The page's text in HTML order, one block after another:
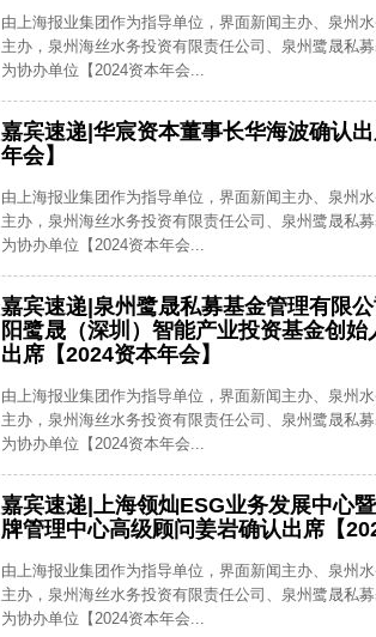
由上海报业集团作为指导单位，界面新闻主办、泉州
主办，泉州海丝水务投资有限责任公司、泉州鹭晟私
为协办单位【2024资本年会...
嘉宾速递|华宸资本董事长华海波确认
年会】
由上海报业集团作为指导单位，界面新闻主办、泉州
主办，泉州海丝水务投资有限责任公司、泉州鹭晟私
为协办单位【2024资本年会...
嘉宾速递|泉州鹭晟私募基金管理有限
阳鹭晟（深圳）智能产业投资基金创始
出席【2024资本年会】
由上海报业集团作为指导单位，界面新闻主办、泉州
主办，泉州海丝水务投资有限责任公司、泉州鹭晟私
为协办单位【2024资本年会...
嘉宾速递|上海领灿ESG业务发展中心
牌管理中心高级顾问姜岩确认出席【
由上海报业集团作为指导单位，界面新闻主办、泉州
主办，泉州海丝水务投资有限责任公司、泉州鹭晟私
为协办单位【2024资本年会...